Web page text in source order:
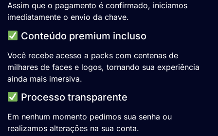
Assim que o pagamento é confirmado, iniciamos
imediatamente o envio da chave.
Conteúdo premium incluso
Você recebe acesso a packs com centenas de
milhares de faces e logos, tornando sua experiência
ainda mais imersiva.
Processo transparente
Em nenhum momento pedimos sua senha ou
realizamos alterações na sua conta.